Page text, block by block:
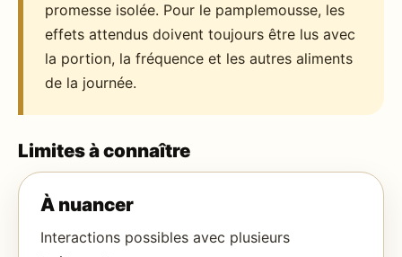
promesse isolée. Pour le pamplemousse, les
effets attendus doivent toujours être lus avec
la portion, la fréquence et les autres aliments
de la journée.
Limites à connaître
À nuancer
Interactions possibles avec plusieurs